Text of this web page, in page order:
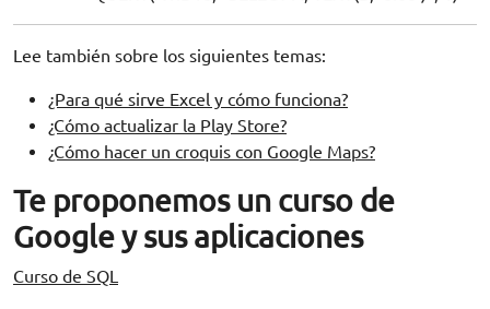
Lee también sobre los siguientes temas:
¿Para qué sirve Excel y cómo funciona?
¿Cómo actualizar la Play Store?
¿Cómo hacer un croquis con Google Maps?
Te proponemos un curso de
Google y sus aplicaciones
Curso de SQL